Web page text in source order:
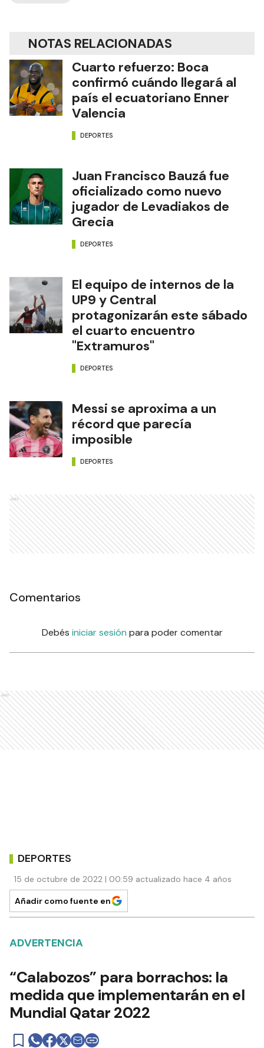
NOTAS RELACIONADAS
Cuarto refuerzo: Boca
confirmó cuándo llegará al
país el ecuatoriano Enner
Valencia
DEPORTES
Juan Francisco Bauzá fue
oficializado como nuevo
jugador de Levadiakos de
Grecia
DEPORTES
El equipo de internos de la
UP9 y Central
protagonizarán este sábado
el cuarto encuentro
"Extramuros"
DEPORTES
Messi se aproxima a un
récord que parecía
imposible
DEPORTES
Ads
Comentarios
Debés iniciar sesión para poder comentar
Ads
DEPORTES
15 de octubre de 2022 | 00:59 actualizado hace 4 años
Añadir como fuente en
ADVERTENCIA
“Calabozos” para borrachos: la
medida que implementarán en el
Mundial Qatar 2022